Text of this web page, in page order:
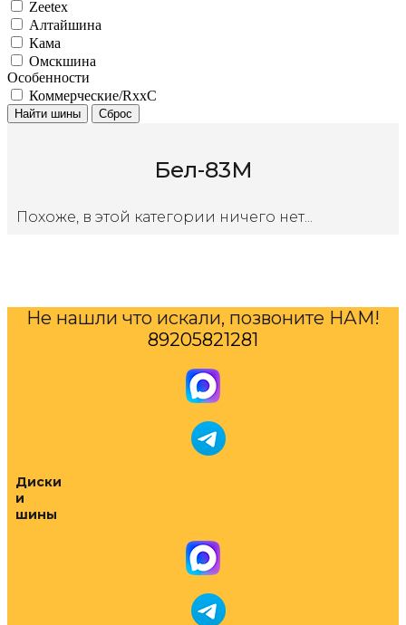
Zeetex
Алтайшина
Кама
Омскшина
Особенности
Коммерческие/RxxC
Найти шины Сброс
Бел-83М
Похоже, в этой категории ничего нет...
Не нашли что искали, позвоните НАМ!
89205821281
Диски
и
шины